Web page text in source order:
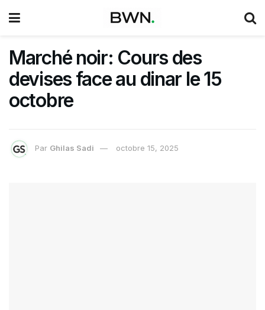
Marché noir: Cours des
devises face au dinar le 15
octobre
Par Ghilas Sadi octobre 15, 2025